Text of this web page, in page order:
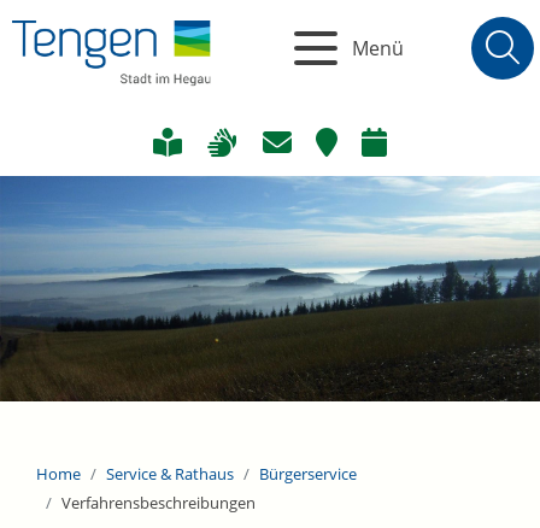
Menü
Home Service & Rathaus
Bürgerservice
Verfahrensbeschreibungen